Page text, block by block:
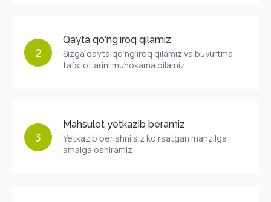
2
Qayta qo‘ng‘iroq qilamiz
Sizga qayta qo‘ng‘iroq qilamiz va buyurtma
tafsilotlarini muhokama qilamiz
3
Mahsulot yetkazib beramiz
Yetkazib berishni siz ko‘rsatgan manzilga
amalga oshiramiz